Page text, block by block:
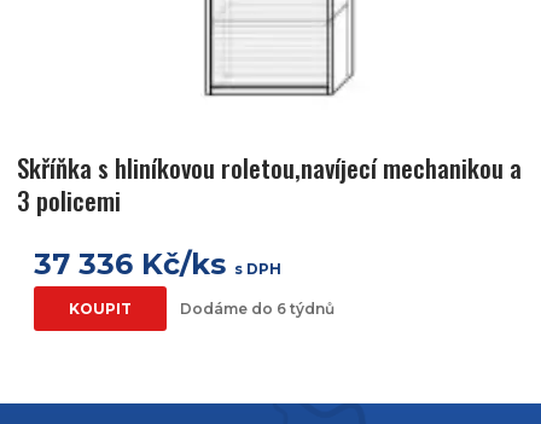
Skříňka s hliníkovou roletou,navíjecí mechanikou a
3 policemi
37 336 Kč/ks s DPH
KOUPIT Dodáme do 6 týdnů